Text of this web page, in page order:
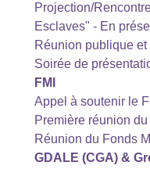
Projection/
Esclaves" - En
Réunion publique
Soirée de
FMI
Appel à soutenir le
Première réunion
Réunion du Fonds
GDALE (CGA) &